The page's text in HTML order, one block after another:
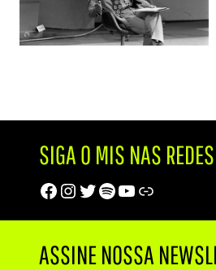
SIGA O MIS NAS
Facebook
Instagram
Twitter
Spotify
Youtube
Trip Advisor
ASSINE NOSSA